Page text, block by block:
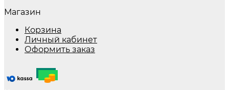
Магазин
Корзина
Личный кабинет
Оформить заказ